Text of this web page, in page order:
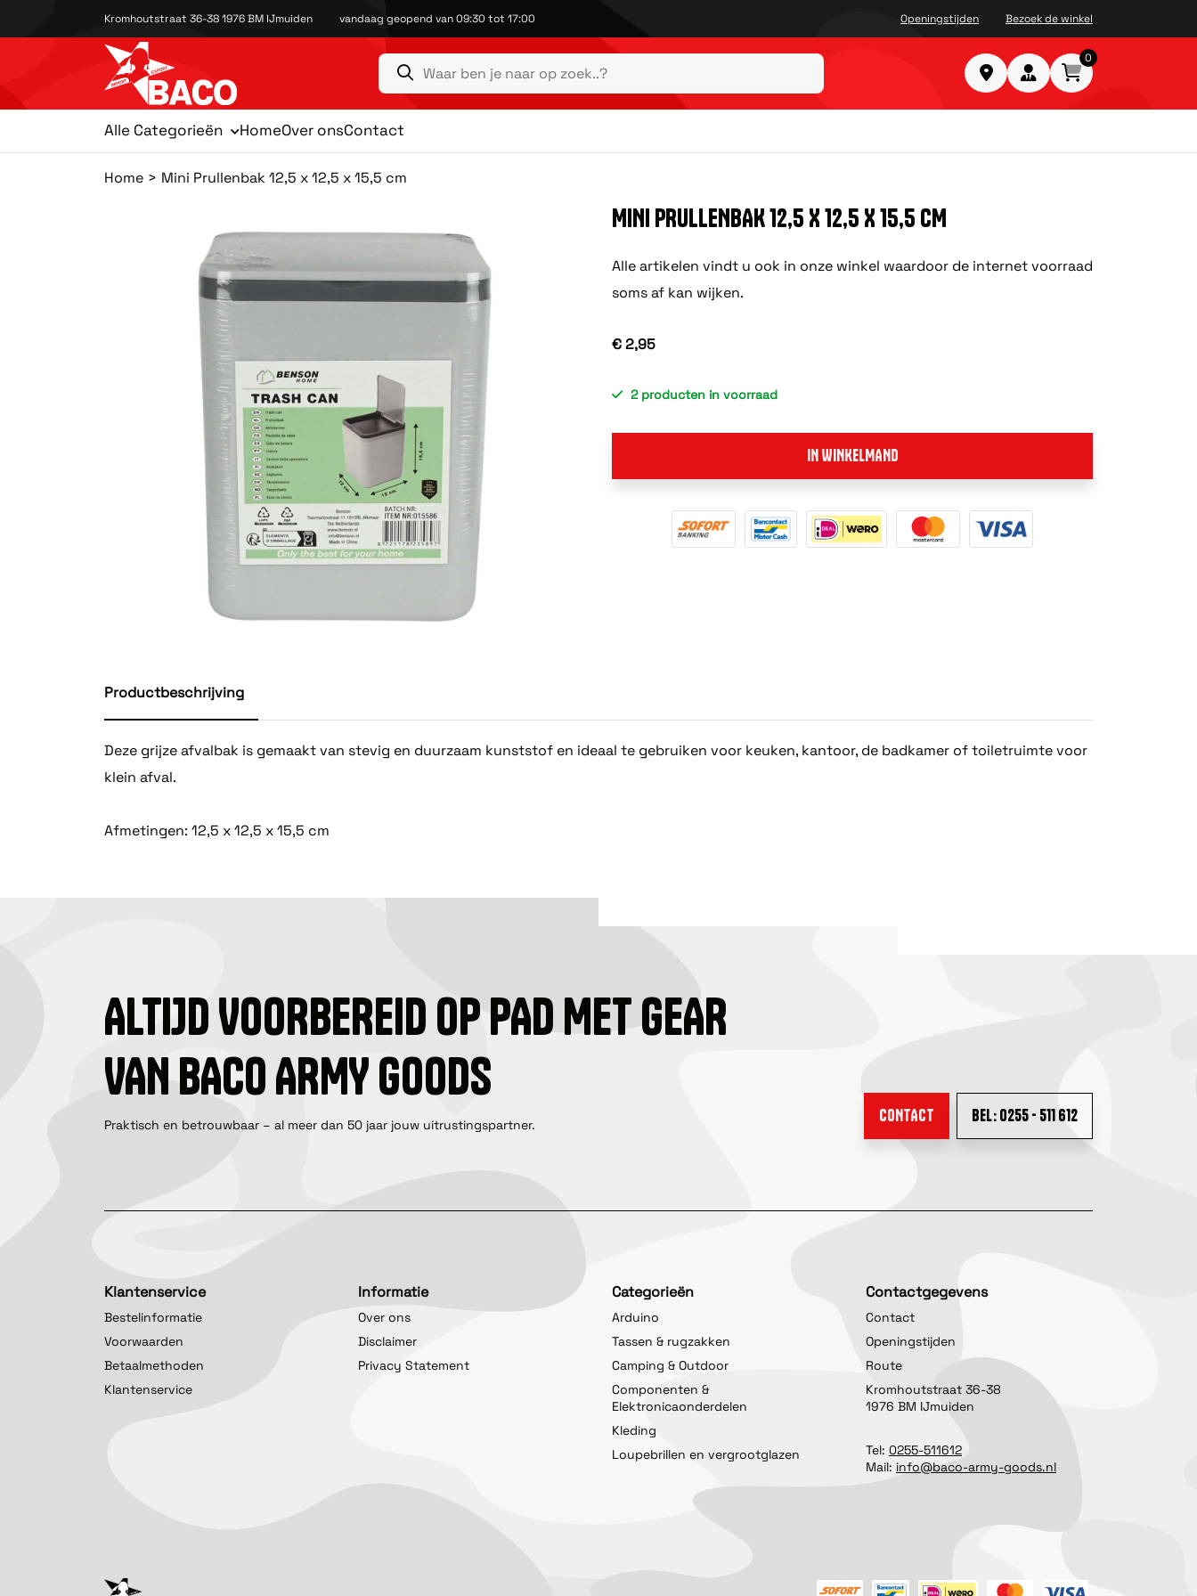
Kromhoutstraat 36-38 1976 BM IJmuiden vandaag geopend van 09:30 tot 17:00 Openingstijden Bezoek de winkel
0
Alle Categorieën HomeOver onsContact
Home Mini Prullenbak 12,5 x 12,5 x 15,5 cm
MINI PRULLENBAK 12,5 X 12,5 X 15,5 CM
Alle artikelen vindt u ook in onze winkel waardoor de internet voorraad
soms af kan wijken.
€ 2,95
2 producten in voorraad
IN WINKELMAND
Productbeschrijving
Deze grijze afvalbak is gemaakt van stevig en duurzaam kunststof en ideaal te gebruiken voor keuken, kantoor, de badkamer of toiletruimte voor
klein afval.
Afmetingen: 12,5 x 12,5 x 15,5 cm
ALTIJD VOORBEREID OP PAD MET GEAR
VAN BACO ARMY GOODS
Praktisch en betrouwbaar – al meer dan 50 jaar jouw uitrustingspartner. CONTACT BEL: 0255 - 511 612
Klantenservice
Bestelinformatie
Voorwaarden
Betaalmethoden
Klantenservice
Informatie
Over ons
Disclaimer
Privacy Statement
Categorieën
Arduino
Tassen & rugzakken
Camping & Outdoor
Componenten &
Elektronicaonderdelen
Kleding
Loupebrillen en vergrootglazen
Contactgegevens
Contact
Openingstijden
Route
Kromhoutstraat 36-38
1976 BM IJmuiden
Tel: 0255-511612
Mail: info@baco-army-goods.nl